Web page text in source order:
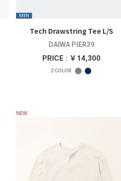
MEN
Tech Drawstring Tee L/S
DAIWA PIER39
PRICE : ￥14,300
2COLOR
NEW